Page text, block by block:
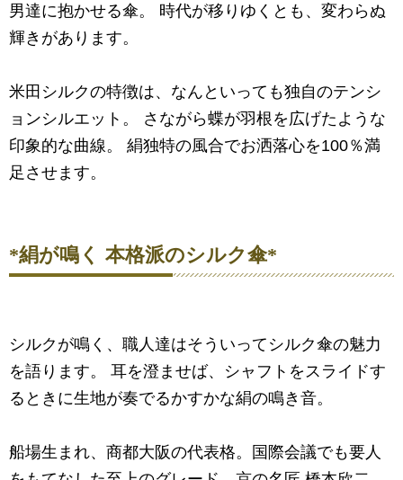
男達に抱かせる傘。 時代が移りゆくとも、変わらぬ
輝きがあります。
米田シルクの特徴は、なんといっても独自のテンシ
ョンシルエット。 さながら蝶が羽根を広げたような
印象的な曲線。 絹独特の風合でお洒落心を100％満
足させます。
*絹が鳴く 本格派のシルク傘*
シルクが鳴く、職人達はそういってシルク傘の魅力
を語ります。 耳を澄ませば、シャフトをスライドす
るときに生地が奏でるかすかな絹の鳴き音。
船場生まれ、商都大阪の代表格。国際会議でも要人